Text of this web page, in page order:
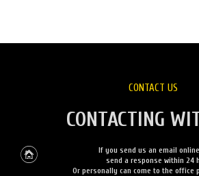
CONTACT US
CONTACTING
If you send us an email
send a response within 24
Or personally can come to the office